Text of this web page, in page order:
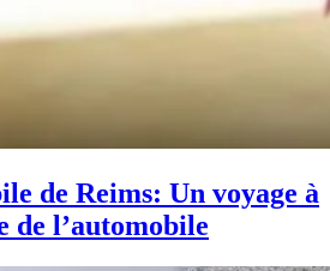
de Reims: Un voyage à
de l’automobile